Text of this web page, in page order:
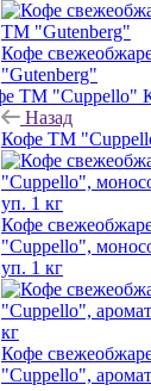
Кофе
"Gutenberg"
Назад
Кофе ТМ
Кофе
"Cuppello",
уп. 1 кг
Кофе
"Cuppello",